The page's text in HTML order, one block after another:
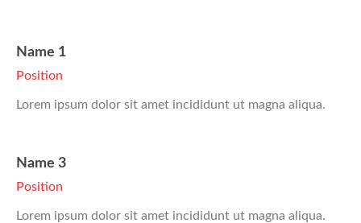
Name 1
Position
Lorem ipsum dolor sit amet incididunt ut magna aliqua.
Name 3
Position
Lorem ipsum dolor sit amet incididunt ut magna aliqua.